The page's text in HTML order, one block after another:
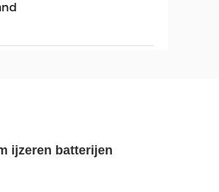
ijzeren batterijen